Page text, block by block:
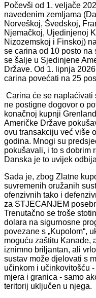
Počevši od 1. veljače
navedenim zemljama
Norveškoj, Švedskoj,
Njemačkoj, Ujedinjenoj
Nizozemskoj i Finskoj)
se carina od 10 posto na
se šalje u Sjedinjene
Države. Od 1. lipnja
carina povećati na 25
Carina će se naplaćivati
ne postigne dogovor o
konačnoj kupnji
Američke Države
ovu transakciju već više
godina. Mnogi su
pokušavali, i to s dobrim
Danska je to uvijek
Sada je, zbog Zlatne
suvremenih oružanih
ofenzivnih tako i
za STJECANJEM
Trenutačno se troše
dolara na sigurnosne
povezane s „Kupolom“,
moguću zaštitu Kanade,
iznimno briljantan, ali
sustav može djelovati s
učinkom i učinkovitošću
mjera i granica - samo
teritorij uključen u njega.